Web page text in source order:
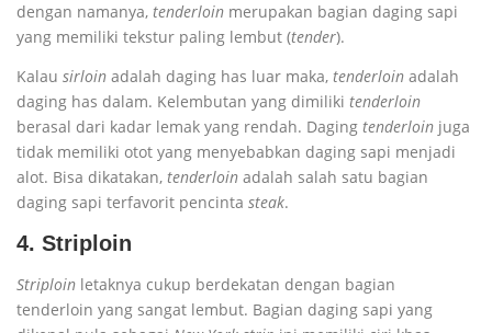
dengan namanya, tenderloin merupakan bagian daging sapi
yang memiliki tekstur paling lembut (tender).
Kalau sirloin adalah daging has luar maka, tenderloin adalah
daging has dalam. Kelembutan yang dimiliki tenderloin
berasal dari kadar lemak yang rendah. Daging tenderloin juga
tidak memiliki otot yang menyebabkan daging sapi menjadi
alot. Bisa dikatakan, tenderloin adalah salah satu bagian
daging sapi terfavorit pencinta steak.
4. Striploin
Striploin letaknya cukup berdekatan dengan bagian
tenderloin yang sangat lembut. Bagian daging sapi yang